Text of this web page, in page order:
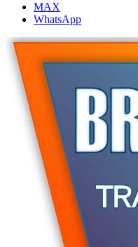
MAX
WhatsApp